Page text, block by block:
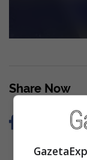
Share Now